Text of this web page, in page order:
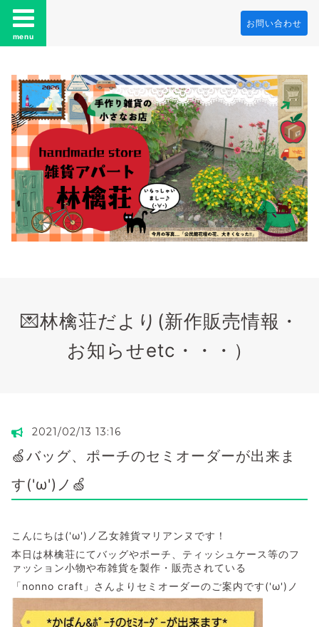
menu
お問い合わせ
💌林檎荘だより(新作販売情報・
お知らせetc・・・）
2021/02/13 13:16
🍏バッグ、ポーチのセミオーダーが出来ま
す('ω')ノ🍏
こんにちは('ω')ノ乙女雑貨マリアンヌです！
本日は林檎荘にてバッグやポーチ、ティッシュケース等のフ
ァッション小物や布雑貨を製作・販売されている
「nonno craft」さんよりセミオーダーのご案内です('ω')ノ